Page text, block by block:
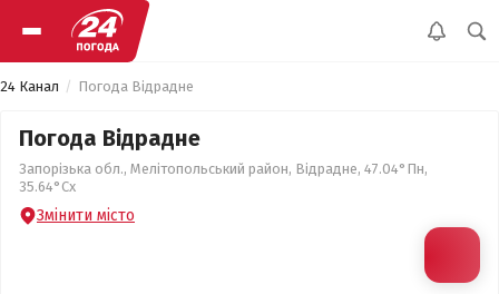
24 Канал Погода Відрадне
Погода Відрадне
Запорізька обл., Мелітопольський район, Відрадне, 47.04°Пн,
35.64°Сх
Змінити місто